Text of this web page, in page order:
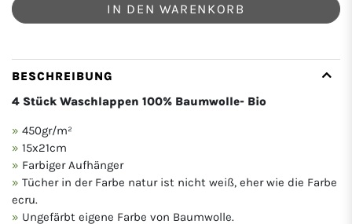
IN DEN WARENKORB
BESCHREIBUNG
4 Stück Waschlappen 100% Baumwolle- Bio
450gr/m²
15x21cm
Farbiger Aufhänger
Tücher in der Farbe natur ist nicht weiß, eher wie die Farbe
ecru.
Ungefärbt eigene Farbe von Baumwolle.